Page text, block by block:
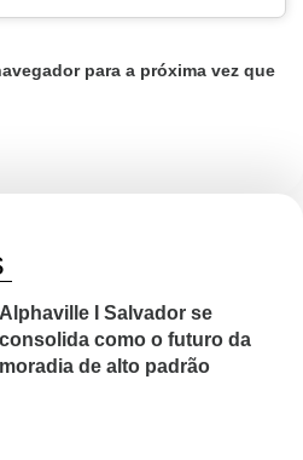
para a próxima vez que
Alphaville I Salvador se
consolida como o futuro da
moradia de alto padrão